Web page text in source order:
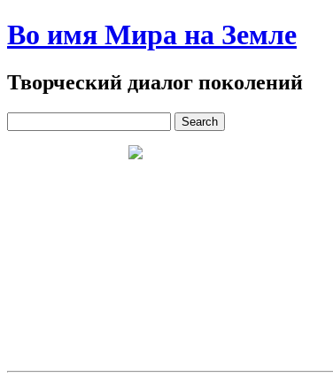
Во имя Мира на Земле
Творческий диалог поколений